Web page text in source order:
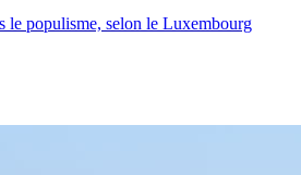
le populisme, selon le Luxembourg